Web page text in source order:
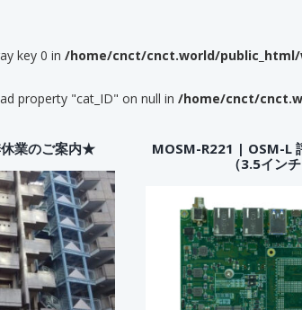
key 0 in /home/cnct/cnct.world/
property "cat_ID" on null in /home/cnct/
業のご案内★
MOSM-R221 | OSM-L
（3.5イン